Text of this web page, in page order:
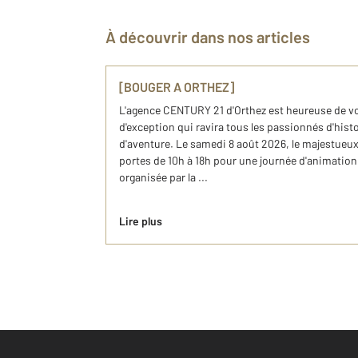
À découvrir dans nos articles
[BOUGER A ORTHEZ]
L'agence CENTURY 21 d'Orthez est heureuse de
d'exception qui ravira tous les passionnés
d'aventure. Le samedi 8 août 2026, le
portes de 10h à 18h pour une journée
organisée par la ...
Lire plus